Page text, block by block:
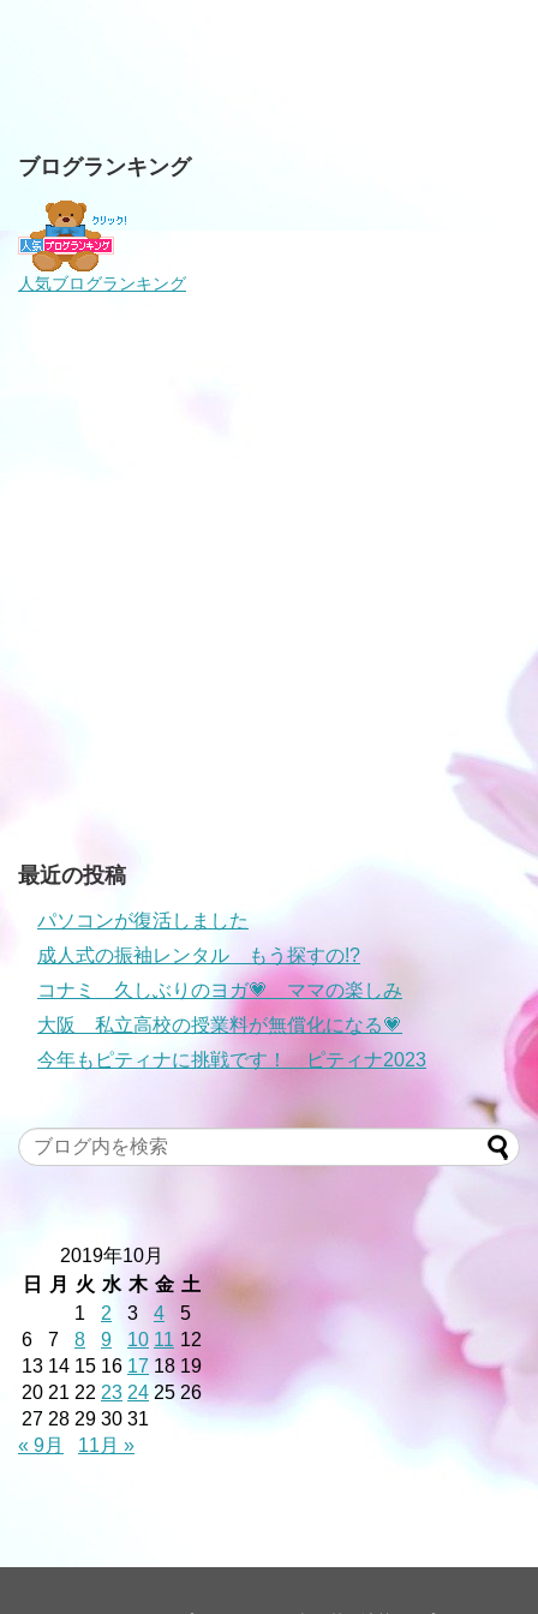
ブログランキング
人気ブログランキング
最近の投稿
パソコンが復活しました
成人式の振袖レンタル もう探すの!?
コナミ 久しぶりのヨガ💗 ママの楽しみ
大阪 私立高校の授業料が無償化になる💗
今年もピティナに挑戦です！ ピティナ2023
2019年10月
日
月 火 水 木 金 土
1
2 3 4
5
6
7 8 9 10 11 12
13 14 15 16 17 18 19
20 21 22 23 24 25 26
27 28 29 30 31
« 9月
11月 »